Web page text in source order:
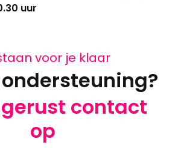
uur
voor je klaar
contact
op